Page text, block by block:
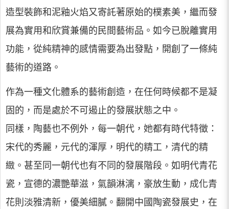
造型裝飾和泥釉火焰又寄託著原始的樸素美，繼而發
展為實用和欣賞兼備的民間藝術品。如今已脫離實用
功能，從純精神的感情需要為出發點，開創了一條純
藝術的道路。
作為一種文化體系的藝術創造，在任何時候都不是凝
固的，而是處於不可遏止的發展狀態之中。
同樣，陶藝也不例外，每一朝代，她都有時代特徵：
宋代的秀麗，元代的渾厚，明代的精工，清代的精
緻。甚至同一朝代也有不同的發展階段。如明代青花
瓷，宣德的濃艷華滋，氣韻淋漓，豪放生動，成化青
花則淡雅清新，優美細膩。翻開中國陶瓷發展史，在